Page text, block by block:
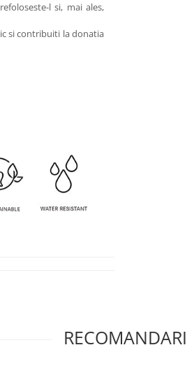
l si, mai ales,
si contribuiti la donatia
RECOMANDARI